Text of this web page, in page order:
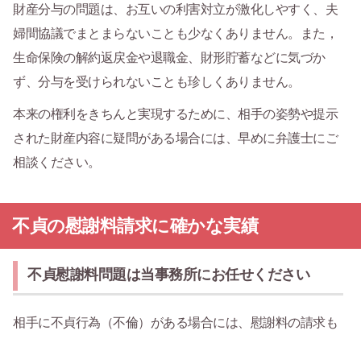
財産分与の問題は、お互いの利害対立が激化しやすく、夫
婦間協議でまとまらないことも少なくありません。また，
生命保険の解約返戻金や退職金、財形貯蓄などに気づか
ず、分与を受けられないことも珍しくありません。
本来の権利をきちんと実現するために、相手の姿勢や提示
された財産内容に疑問がある場合には、早めに弁護士にご
相談ください。
不貞の慰謝料請求に確かな実績
不貞慰謝料問題は当事務所にお任せください
相手に不貞行為（不倫）がある場合には、慰謝料の請求も